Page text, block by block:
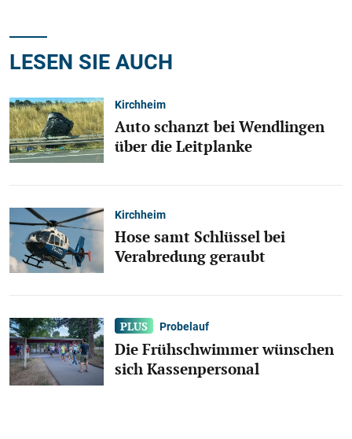
LESEN SIE AUCH
Kirchheim
Auto schanzt bei Wendlingen
über die Leitplanke
Kirchheim
Hose samt Schlüssel bei
Verabredung geraubt
Probelauf
Die Frühschwimmer wünschen
sich Kassenpersonal